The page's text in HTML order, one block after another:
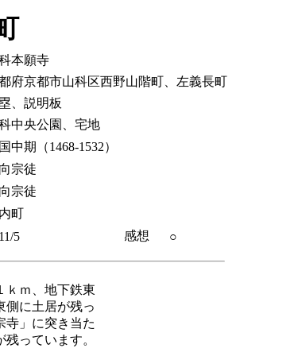
本願寺
府京都市山科区西野山階町、左義長町
、説明板
中央公園、宅地
中期（1468-1532）
宗徒
宗徒
町
5 感想 ○
ｋｍ、地下鉄東
側に土居が残っ
寺」に突き当た
っています。